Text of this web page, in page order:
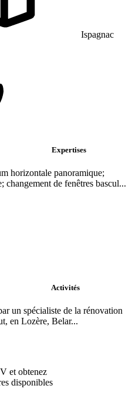
Ispagnac
Expertises
horizontale panoramique;
changement de fenêtres bascul...
Activités
un spécialiste de la rénovation
en Lozère, Belar...
et obtenez
disponibles